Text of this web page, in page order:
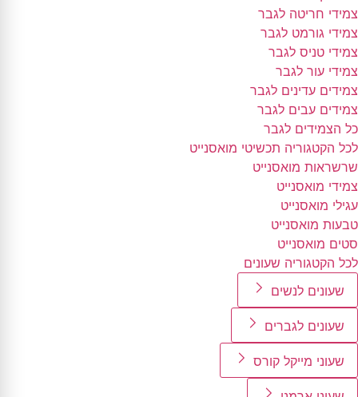
צמידי חריטה לגבר
צמידי גורמט לגבר
צמידי טניס לגבר
צמידי עור לגבר
צמידים עדינים לגבר
צמידים עבים לגבר
כל הצמידים לגבר
לכל הקטגוריה תכשיטי מואסנייט
שרשראות מואסנייט
צמידי מואסנייט
עגילי מואסנייט
טבעות מואסנייט
סטים מואסנייט
לכל הקטגוריה שעונים
שעונים לנשים
שעונים לגברים
שעוני מייקל קורס